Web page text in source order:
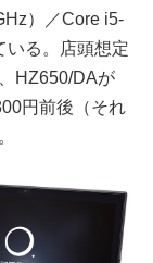
）／Core i5-
いる。店頭想定
HZ650/DAが
円前後（それ